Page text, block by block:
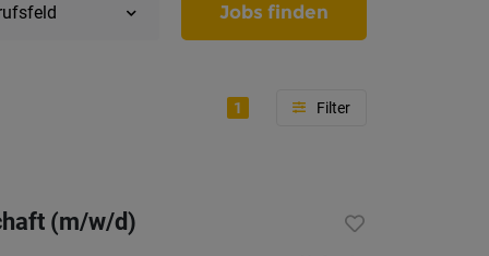
Jobs finden
1
(m/w/d)